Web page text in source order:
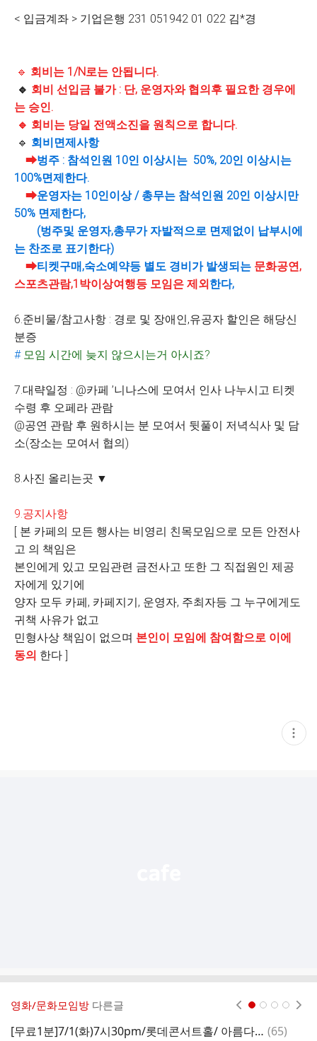
< 입금계좌 > 기업은행 231 051942 01 022 김*경
🔹 회비는 1/N로는 안됩니다.
🔹 회비 선입금 불가 : 단, 운영자와 협의후 필요한 경우에
는 승인.
🔹 회비는 당일 전액소진을 원칙으로 합니다.
🔹 회비면제사항
➡벙주 : 참석인원 10인 이상시는 50%, 20인 이상시는
100%면제한다.
➡운영자는 10인이상/ 총무는 참석인원 20인 이상시만
50% 면제한다,
(벙주및 운영자,총무가 자발적으로 면제없이 납부시에
는 찬조로 표기한다)
➡티켓구매,숙소예약등 별도 경비가 발생되는 문화공연,
스포츠관람,1박이상여행등 모임은 제외한다,
6.준비물/참고사항 : 경로 및 장애인,유공자 할인은 해당신
분증
# 모임 시간에 늦지 않으시는거 아시죠?
7.대략일정 : @카페 ’니나스에 모여서 인사 나누시고 티켓
수령 후 오페라 관람
@공연 관람 후 원하시는 분 모여서 뒷풀이 저녁식사 및 담
소(장소는 모여서 협의)
8.사진 올리는곳 ▼
9.공지사항
[ 본 카페의 모든 행사는 비영리 친목모임으로 모든 안전사
고 의 책임은
본인에게 있고 모임관련 금전사고 또한 그 직접원인 제공
자에게 있기에
양자 모두 카페, 카페지기, 운영자, 주최자등 그 누구에게도
귀책 사유가 없고
민형사상 책임이 없으며 본인이 모임에 참여함으로 이에
동의 한다 ]
현
재
영화/문화모임방 다른글
[무료1분]7/1(화)7시30pm/롯데콘서트홀/ 아름다운 미래,나의pro,40주년 기념음악회 ( 차피협1번, 히브리 노예들의 합창 ) 댓
(65)